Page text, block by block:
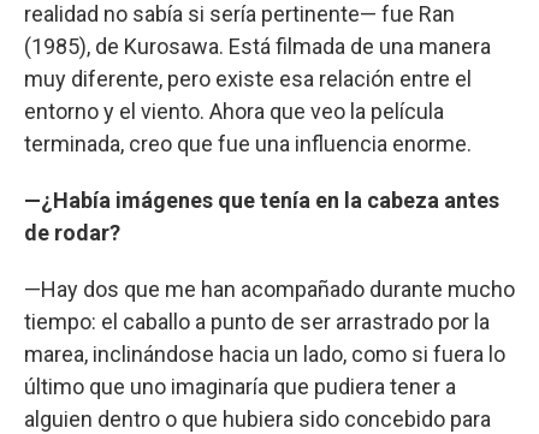
realidad no sabía si sería pertinente— fue Ran
(1985), de Kurosawa. Está filmada de una manera
muy diferente, pero existe esa relación entre el
entorno y el viento. Ahora que veo la película
terminada, creo que fue una influencia enorme.
—¿Había imágenes que tenía en la cabeza antes
de rodar?
—Hay dos que me han acompañado durante mucho
tiempo: el caballo a punto de ser arrastrado por la
marea, inclinándose hacia un lado, como si fuera lo
último que uno imaginaría que pudiera tener a
alguien dentro o que hubiera sido concebido para